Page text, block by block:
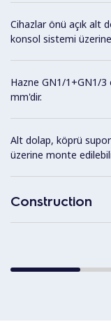
Cihazlar önü açık alt
konsol sistemi
Hazne GN1/1+GN1/3
mm'dir.
Alt dolap, köprü
üzerine monte
Construction